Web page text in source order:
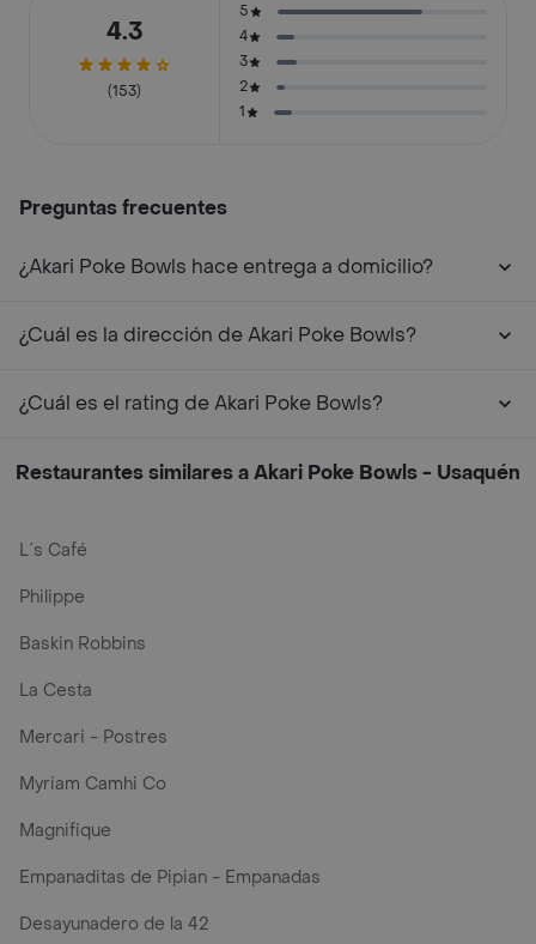
4.3
(153)
5
4
3
2
1
Preguntas frecuentes
¿Akari Poke Bowls hace entrega a domicilio?
¿Cuál es la dirección de Akari Poke Bowls?
¿Cuál es el rating de Akari Poke Bowls?
Restaurantes similares a Akari Poke Bowls - Usaquén
L´s Café
Philippe
Baskin Robbins
La Cesta
Mercari - Postres
Myriam Camhi Co
Magnifique
Empanaditas de Pipian - Empanadas
Desayunadero de la 42